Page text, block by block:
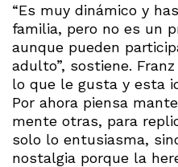
“Es muy dinámico y
familia, pero no es un
aunque pueden
adulto”, sostiene.
lo que le gusta y esta
Por ahora piensa
mente otras, para
solo lo entusiasma,
nostalgia porque la